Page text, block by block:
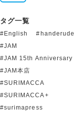
タグ一覧
English
handerude
JAM
JAM 15th Anniversary
JAM本店
SURIMACCA
SURIMACCA+
surimapress